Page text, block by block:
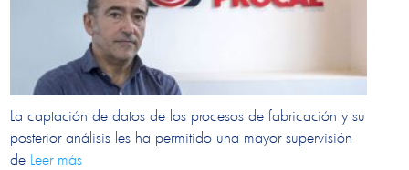
La captación de datos de los procesos de fabricación y su
posterior análisis les ha permitido una mayor supervisión
de Leer más